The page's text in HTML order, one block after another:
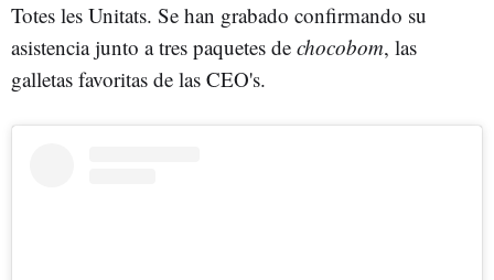
Totes les Unitats. Se han grabado confirmando su
asistencia junto a tres paquetes de chocobom, las
galletas favoritas de las CEO's.